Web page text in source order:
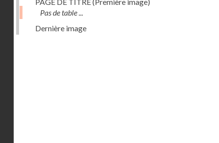
Pas de table ...
Dernière image